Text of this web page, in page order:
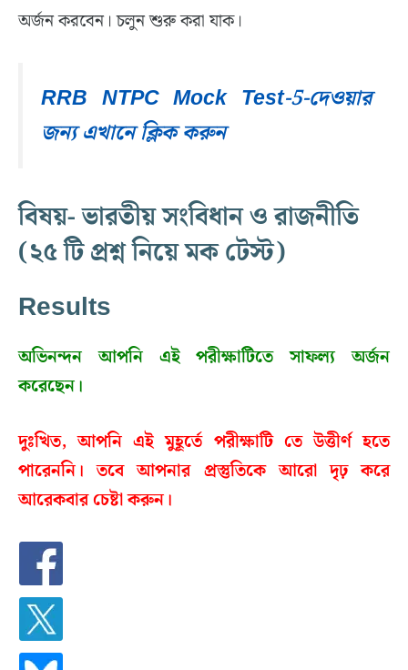
অর্জন করবেন। চলুন শুরু করা যাক।
RRB NTPC Mock Test-5-দেওয়ার
জন্য এখানে ক্লিক করুন
বিষয়- ভারতীয় সংবিধান ও রাজনীতি
(২৫ টি প্রশ্ন নিয়ে মক টেস্ট)
Results
অভিনন্দন আপনি এই পরীক্ষাটিতে সাফল্য অর্জন
করেছেন।
দুঃখিত, আপনি এই মুহূর্তে পরীক্ষাটি তে উত্তীর্ণ হতে
পারেননি। তবে আপনার প্রস্তুতিকে আরো দৃঢ় করে
আরেকবার চেষ্টা করুন।